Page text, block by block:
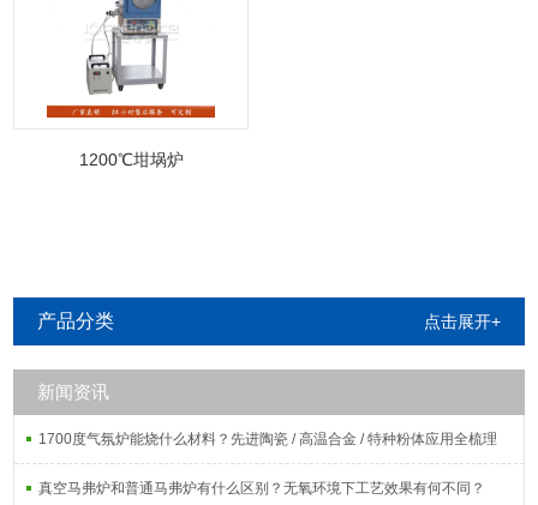
1200℃坩埚炉
产品分类 点击展开+
新闻资讯
1700度气氛炉能烧什么材料？先进陶瓷 / 高温合金 / 特种粉体应用全梳理
真空马弗炉和普通马弗炉有什么区别？无氧环境下工艺效果有何不同？